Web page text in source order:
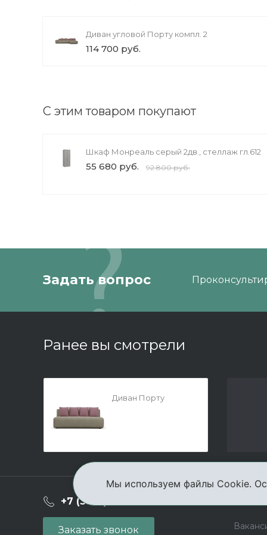
Диван угловой Порту компл. 2
114 700 руб.
С этим товаром покупают
Шкаф Монреаль серый 2дв., стеллаж гл.612
55 680 руб. 92 800 руб.
Задать вопрос
Ранее вы смотрели
Диван Порту
+7 (3952) 503-504
Заказать звонок
Мы используем файлы Cookie.